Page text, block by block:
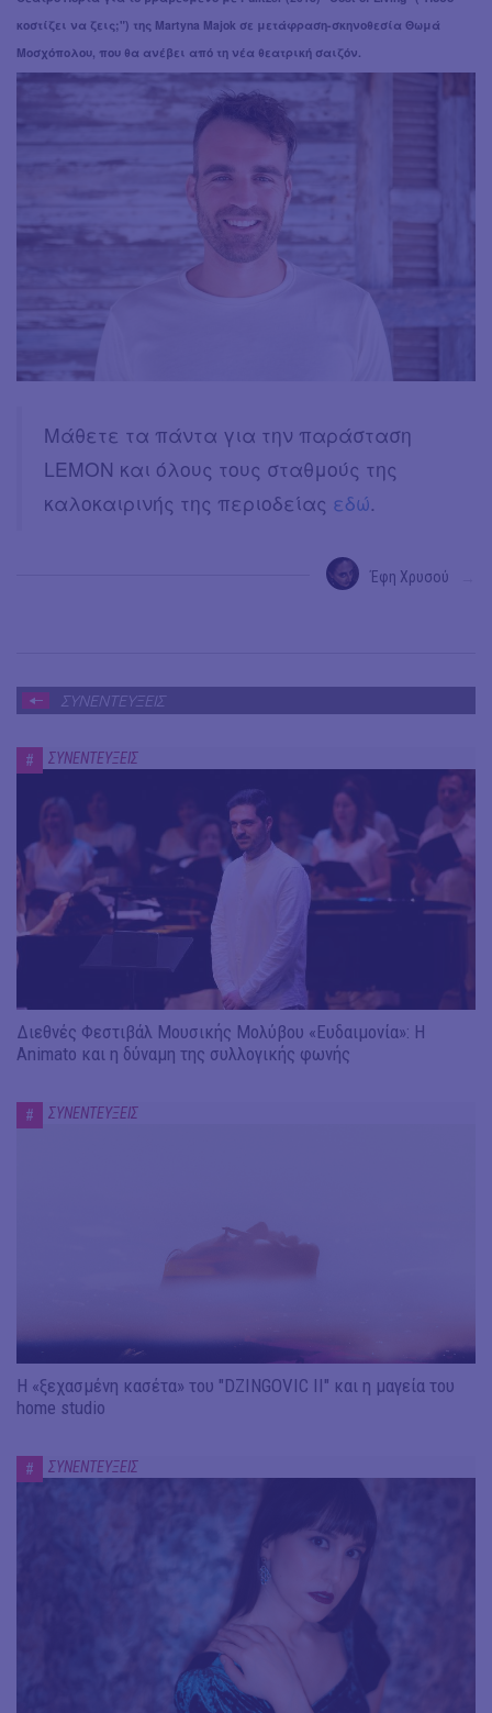
κοστίζει να ζεις;") της Martyna Majok σε μετάφραση-σκηνοθεσία Θωμά
Μοσχόπολου, που θα ανέβει από τη νέα θεατρική σαιζόν.
Μάθετε τα πάντα για την παράσταση
LEMON και όλους τους σταθμούς της
καλοκαιρινής της περιοδείας εδώ.
Έφη Χρυσού
ΣΥΝΕΝΤΕΥΞΕΙΣ
# ΣΥΝΕΝΤΕΥΞΕΙΣ
Διεθνές Φεστιβάλ Μουσικής Μολύβου «Ευδαιμονία»: Η
Animato και η δύναμη της συλλογικής φωνής
# ΣΥΝΕΝΤΕΥΞΕΙΣ
Η «ξεχασμένη κασέτα» του "DZINGOVIC II" και η μαγεία του
home studio
# ΣΥΝΕΝΤΕΥΞΕΙΣ